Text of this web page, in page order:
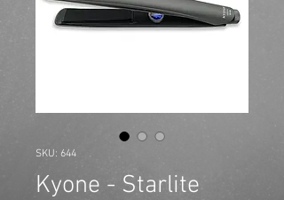
SKU: 644
Kyone - Starlite